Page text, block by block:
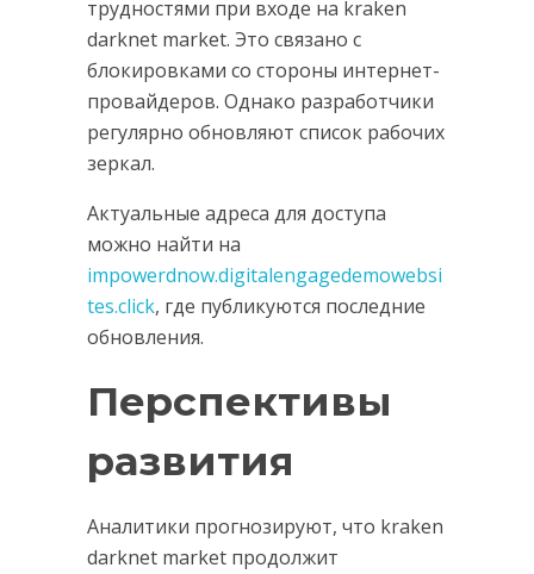
трудностями при входе на kraken
darknet market. Это связано с
блокировками со стороны интернет-
провайдеров. Однако разработчики
регулярно обновляют список рабочих
зеркал.
Актуальные адреса для доступа
можно найти на
impowerdnow.digitalengagedemowebsi
tes.click, где публикуются последние
обновления.
Перспективы
развития
Аналитики прогнозируют, что kraken
darknet market продолжит